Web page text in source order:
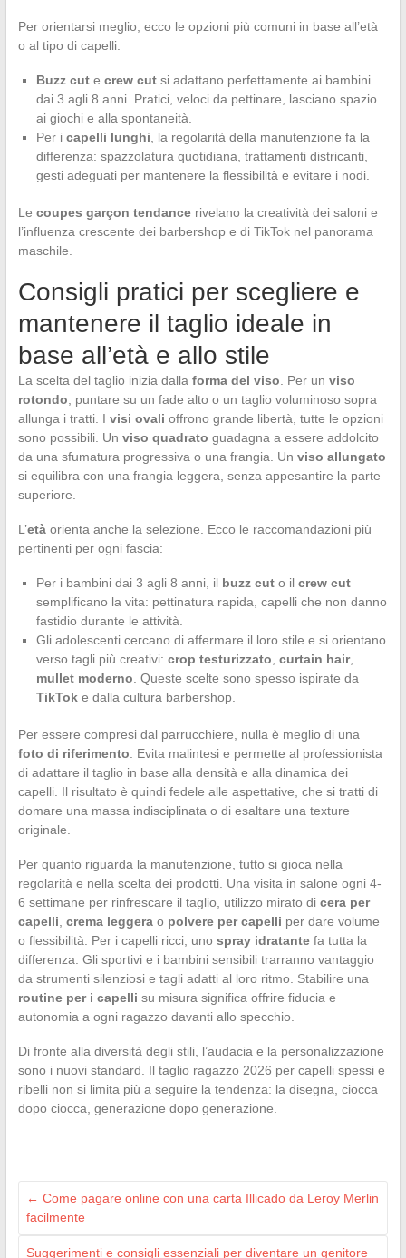
Per orientarsi meglio, ecco le opzioni più comuni in base all’età
o al tipo di capelli:
Buzz cute crew cutsi adattano perfettamente ai bambini
dai 3 agli 8 anni. Pratici, veloci da pettinare, lasciano spazio
ai giochi e alla spontaneità.
Per i capelli lunghi , la regolarità della manutenzione fa la
differenza: spazzolatura quotidiana, trattamenti districanti,
gesti adeguati per mantenere la flessibilità e evitare i nodi.
Le coupes garçon tendancerivelano la creatività dei saloni e
l’influenza crescente dei barbershop e di TikTok nel panorama
maschile.
Consigli pratici per scegliere e
mantenere il taglio ideale in
base all’età e allo stile
La scelta del taglio inizia dalla forma del viso . Per un viso
rotondo , puntare su un fade alto o un taglio voluminoso sopra
allunga i tratti. I visi ovali offrono grande libertà, tutte le opzioni
sono possibili. Un viso quadrato guadagna a essere addolcito
da una sfumatura progressiva o una frangia. Un viso allungato
si equilibra con una frangia leggera, senza appesantire la parte
superiore.
L’etàorienta anche la selezione. Ecco le raccomandazioni più
pertinenti per ogni fascia:
Per i bambini dai 3 agli 8 anni, il buzz cuto il crew cut
semplificano la vita: pettinatura rapida, capelli che non danno
fastidio durante le attività.
Gli adolescenti cercano di affermare il loro stile e si orientano
verso tagli più creativi: crop testurizzato curtain hair,
mullet moderno . Queste scelte sono spesso ispirate da
TikToke dalla cultura barbershop.
Per essere compresi dal parrucchiere, nulla è meglio di una
foto di riferimento . Evita malintesi e permette al professionista
di adattare il taglio in base alla densità e alla dinamica dei
capelli. Il risultato è quindi fedele alle aspettative, che si tratti di
domare una massa indisciplinata o di esaltare una texture
originale.
Per quanto riguarda la manutenzione, tutto si gioca nella
regolarità e nella scelta dei prodotti. Una visita in salone ogni 4-
6 settimane per rinfrescare il taglio, utilizzo mirato di cera per
capelli crema leggerao polvere per capelli per dare volume
o flessibilità. Per i capelli ricci, uno spray idratantefa tutta la
differenza. Gli sportivi e i bambini sensibili trarranno vantaggio
da strumenti silenziosi e tagli adatti al loro ritmo. Stabilire una
routine per i capelli su misura significa offrire fiducia e
autonomia a ogni ragazzo davanti allo specchio.
Di fronte alla diversità degli stili, l’audacia e la personalizzazione
sono i nuovi standard. Il taglio ragazzo 2026 per capelli spessi e
ribelli non si limita più a seguire la tendenza: la disegna, ciocca
dopo ciocca, generazione dopo generazione.
← Come pagare online con una carta Illicado da Leroy Merlin
facilmente
Suggerimenti e consigli essenziali per diventare un genitore